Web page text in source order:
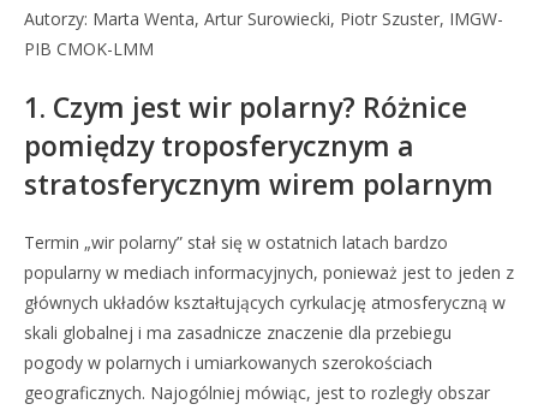
Autorzy: Marta Wenta, Artur Surowiecki, Piotr Szuster, IMGW-
PIB CMOK-LMM
1. Czym jest wir polarny? Różnice
pomiędzy troposferycznym a
stratosferycznym wirem polarnym
Termin „wir polarny” stał się w ostatnich latach bardzo
popularny w mediach informacyjnych, ponieważ jest to jeden z
głównych układów kształtujących cyrkulację atmosferyczną w
skali globalnej i ma zasadnicze znaczenie dla przebiegu
pogody w polarnych i umiarkowanych szerokościach
geograficznych. Najogólniej mówiąc, jest to rozległy obszar